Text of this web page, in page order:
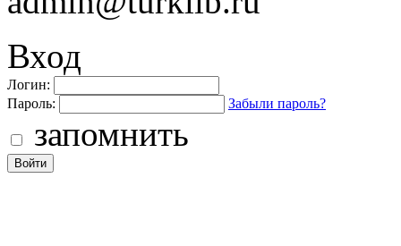
Вход
Логин:
Пароль:
Забыли пароль?
запомнить